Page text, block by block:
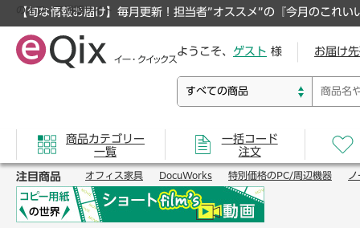
【旬な情報お届け】毎月更新！担当者”オススメ”の『今月のこれい
のオフィス通販サイト
ようこそ、 ゲスト 様 お届け
商品カテゴリー
一覧
一括コード
注文
注目商品 オフィス家具 DocuWorks 特別価格のPC/周辺機器 ノ